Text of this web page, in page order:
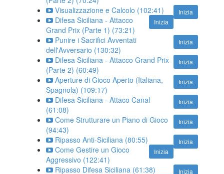
Inizia
Visualizzazione e Calcolo (102:41)
Inizia
Difesa Siciliana - Attacco
Grand Prix (Parte 1) (73:21)
Inizia
Punire i Sacrifici Avventati
dell'Avversario (130:32)
Inizia
Difesa Siciliana - Attacco Grand Prix
(Parte 2) (60:49)
Inizia
Aperture di Gioco Aperto (Italiana,
Spagnola) (109:17)
Inizia
Difesa Siciliana - Attaco Canal
(61:08)
Inizia
Come Strutturare un Piano di Gioco
(94:43)
Inizia
Ripasso Anti-Siciliana (80:55)
Inizia
Come Gestire un Gioco
Aggressivo (122:41)
Inizia
Ripasso Difesa Siciliana (61:38)